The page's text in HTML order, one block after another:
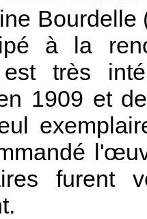
à la
est très
1909 et
furent